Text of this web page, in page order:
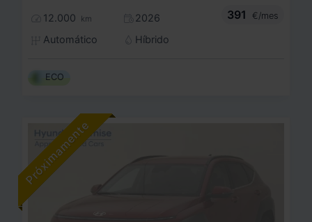
12.000 km
2026
Automático
Híbrido
391
€/mes
ECO